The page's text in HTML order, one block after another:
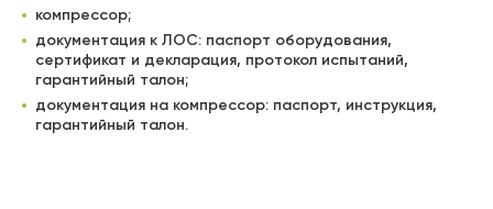
компрессор;
документация к ЛОС: паспорт оборудования,
сертификат и декларация, протокол испытаний,
гарантийный талон;
документация на компрессор: паспорт, инструкция,
гарантийный талон.